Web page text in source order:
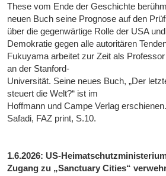
These vom Ende der Geschichte
neuen Buch seine Prognose auf den
über die gegenwärtige Rolle der USA
Demokratie gegen alle autoritären
Fukuyama arbeitet zur Zeit als
an der Stanford-
Universität. Seine neues Buch, „Der
steuert die Welt?“ ist im
Hoffmann und Campe Verlag
Safadi, FAZ print, S.10.
1.6.2026: US-
Zugang zu „Sanctuary Cities“